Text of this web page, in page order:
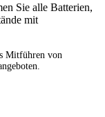
Sie alle Batterien,
mit
Mitführen von